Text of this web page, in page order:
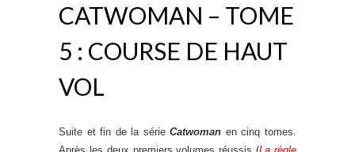
CATWOMAN – TOME
5 : COURSE DE HAUT
VOL
Suite et fin de la sérieCatwoman en cinq tomes.